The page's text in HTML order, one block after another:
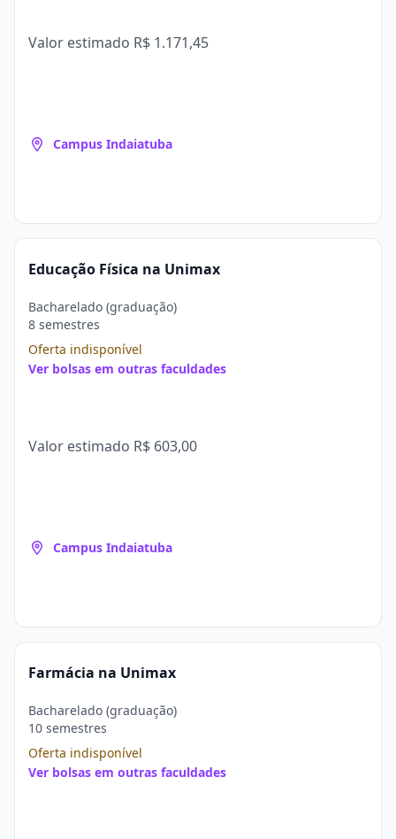
Valor estimado R$ 1.171,45
Campus Indaiatuba
Educação Física na Unimax
Bacharelado (graduação)
8 semestres
Oferta indisponível
Ver bolsas em outras faculdades
Valor estimado R$ 603,00
Campus Indaiatuba
Farmácia na Unimax
Bacharelado (graduação)
10 semestres
Oferta indisponível
Ver bolsas em outras faculdades